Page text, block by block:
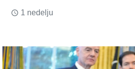
access_time 1 nedelju